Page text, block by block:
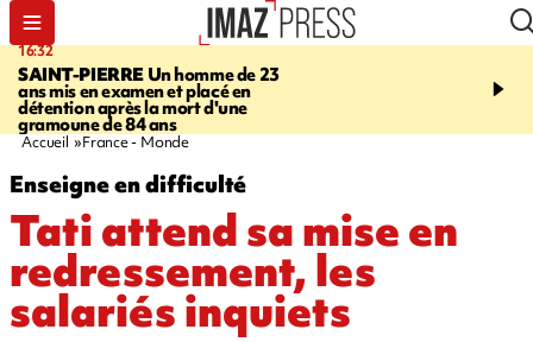
16:32
SAINT-PIERREUn homme de 23
ans mis en examen et placé en
détention après la mort d'une
gramoune de 84 ans
21:08
et Turquie scellent un
Accueil France - Monde
Enseigne en difficulté
Tati attend sa mise en
redressement, les
salariés inquiets